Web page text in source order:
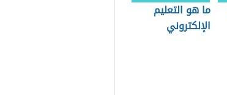
ما هو التعليم
الإلكتروني